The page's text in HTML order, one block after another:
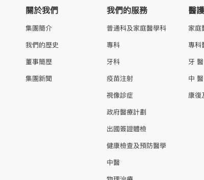
關於我們
集團簡介
我們的歷史
董事簡歷
集團新聞
我們的服務
普通科及家庭醫學科
專科
牙科
疫苗注射
視像診症
政府醫療計劃
出國簽證體檢
健康檢查及預防醫學
中醫
醫
家庭
專科
牙 醫
中 醫
康復